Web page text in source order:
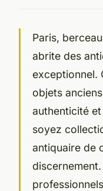
Paris,
abrite des
exceptionnel.
objets
authenticité
soyez
antiquaire de